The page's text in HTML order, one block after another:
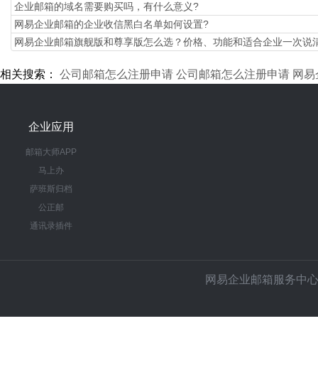
企业邮箱的域名需要购买吗，有什么意义?
网易企业邮箱的企业收信黑白名单如何设置?
网易企业邮箱旗舰版和尊享版怎么选？价格、功能和适合企业一次说
相关搜索： 公司邮箱怎么注册申请 公司邮箱怎么注册申请 网
企业应用
邮箱大师APP
马上办
萨班斯归档
公正邮
通讯录插件
网易企业邮箱服务